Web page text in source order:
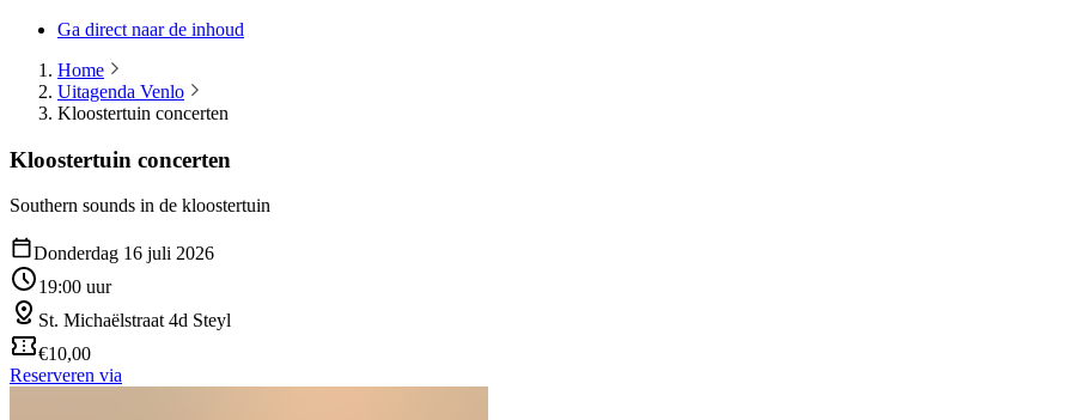
Ga direct naar de inhoud
Home
Uitagenda Venlo
Kloostertuin concerten
Kloostertuin concerten
Southern sounds in de kloostertuin
Donderdag 16 juli 2026
19:00 uur
St. Michaëlstraat 4d Steyl
€10,00
Reserveren via